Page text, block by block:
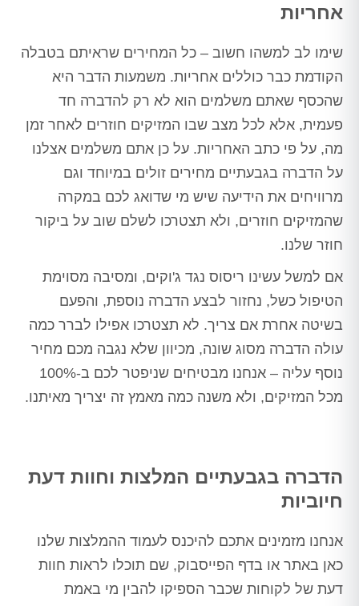
אחריות
שימו לב למשהו חשוב – כל המחירים שראיתם בטבלה
הקודמת כבר כוללים אחריות. משמעות הדבר היא
שהכסף שאתם משלמים הוא לא רק להדברה חד
פעמית, אלא לכל מצב שבו המזיקים חוזרים לאחר זמן
מה, על פי כתב האחריות. על כן אתם משלמים אצלנו
על הדברה בגבעתיים מחירים זולים במיוחד וגם
מרוויחים את הידיעה שיש מי שדואג לכם במקרה
שהמזיקים חוזרים, ולא תצטרכו לשלם שוב על ביקור
חוזר שלנו.
אם למשל עשינו ריסוס נגד ג'וקים, ומסיבה מסוימת
הטיפול כשל, נחזור לבצע הדברה נוספת, והפעם
בשיטה אחרת אם צריך. לא תצטרכו אפילו לברר כמה
עולה הדברה מסוג שונה, מכיוון שלא נגבה מכם מחיר
נוסף עליה – אנחנו מבטיחים שניפטר לכם ב-100%
מכל המזיקים, ולא משנה כמה מאמץ זה יצריך מאיתנו.
הדברה בגבעתיים המלצות וחוות דעת
חיוביות
אנחנו מזמינים אתכם להיכנס לעמוד ההמלצות שלנו
כאן באתר או בדף הפייסבוק, שם תוכלו לראות חוות
דעת של לקוחות שכבר הספיקו להבין מי באמת